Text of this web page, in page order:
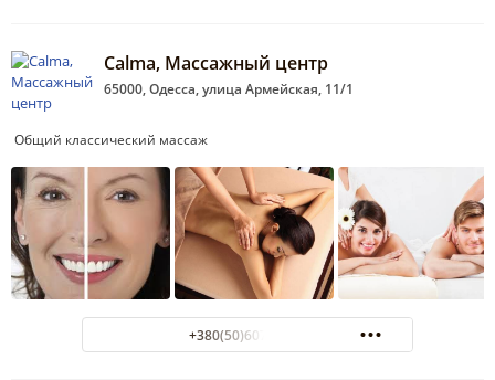
Calma, Массажный центр
65000, Одесса, улица Армейская, 11/1
Общий классический массаж
+380(50)607-06-03